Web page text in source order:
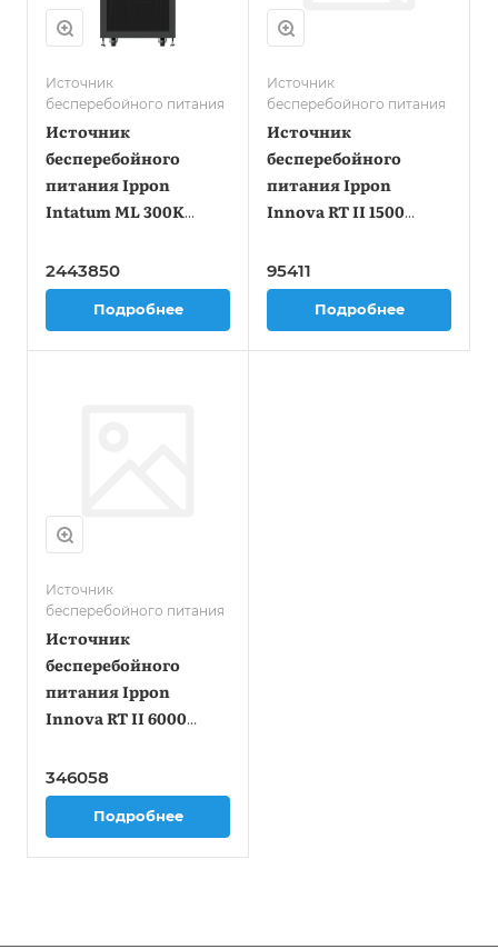
Источник
бесперебойного питания
Источник
бесперебойного
питания Ippon
Intatum ML 300K
черный
2443850
Подробнее
Источник
бесперебойного питания
Источник
бесперебойного
питания Ippon
Innova RT II 1500
черный
95411
Подробнее
Источник
бесперебойного питания
Источник
бесперебойного
питания Ippon
Innova RT II 6000
черный
346058
Подробнее